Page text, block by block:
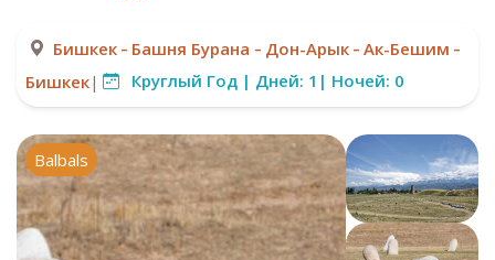
Бишкек - Башня Бурана - Дон-Арык - Ак-Бешим -
Бишкек| Круглый Год | Дней: 1| Ночей: 0
Balbals Burana Tower